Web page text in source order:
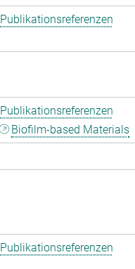
Publikationsreferenzen
Publikationsreferenzen
Biofilm-based Materials
Publikationsreferenzen